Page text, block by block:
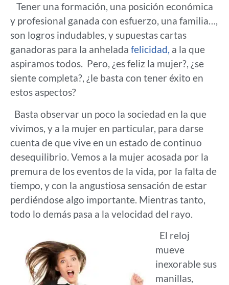
Tener una formación, una posición económica
y profesional ganada con esfuerzo, una familia…,
son logros indudables, y supuestas cartas
ganadoras para la anhelada felicidad, a la que
aspiramos todos. Pero, ¿es feliz la mujer?, ¿se
siente completa?, ¿le basta con tener éxito en
estos aspectos?
Basta observar un poco la sociedad en la que
vivimos, y a la mujer en particular, para darse
cuenta de que vive en un estado de continuo
desequilibrio. Vemos a la mujer acosada por la
premura de los eventos de la vida, por la falta de
tiempo, y con la angustiosa sensación de estar
perdiéndose algo importante. Mientras tanto,
todo lo demás pasa a la velocidad del rayo.
El reloj
mueve
inexorable sus
manillas,